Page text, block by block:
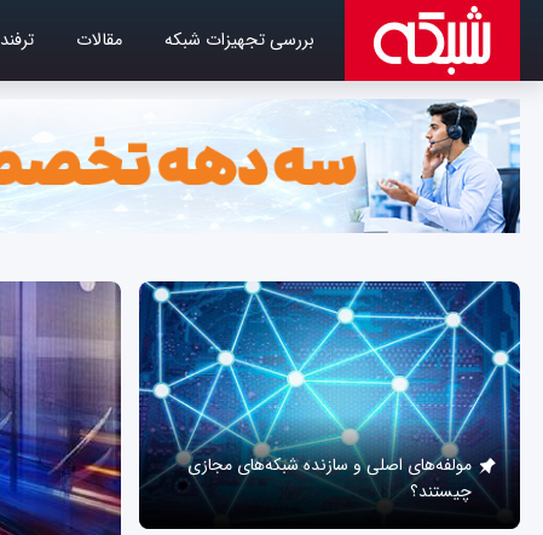
بررسی تجهیزات شبکه مقالات ترفند
مولفه‌های اصلی و سازنده شبکه‌های مجازی
چیستند؟